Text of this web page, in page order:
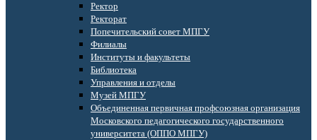
Ректор
Ректорат
Попечительский совет МПГУ
Филиалы
Институты и факультеты
Библиотека
Управления и отделы
Музей МПГУ
Объединенная первичная профсоюзная организация
Московского педагогического государственного
университета (ОППО МПГУ)